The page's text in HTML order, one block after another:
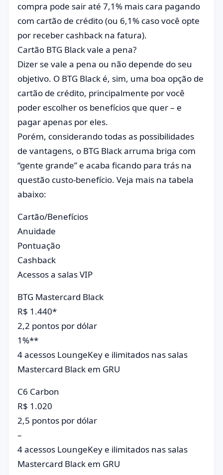
compra pode sair até 7,1% mais cara pagando
com cartão de crédito (ou 6,1% caso você opte
por receber cashback na fatura).
Cartão BTG Black vale a pena?
Dizer se vale a pena ou não depende do seu
objetivo. O BTG Black é, sim, uma boa opção de
cartão de crédito, principalmente por você
poder escolher os benefícios que quer – e
pagar apenas por eles.
Porém, considerando todas as possibilidades
de vantagens, o BTG Black arruma briga com
“gente grande” e acaba ficando para trás na
questão custo-benefício. Veja mais na tabela
abaixo:
Cartão/Benefícios
Anuidade
Pontuação
Cashback
Acessos a salas VIP
BTG Mastercard Black
R$ 1.440*
2,2 pontos por dólar
1%**
4 acessos LoungeKey e ilimitados nas salas
Mastercard Black em GRU
C6 Carbon
R$ 1.020
2,5 pontos por dólar
–
4 acessos LoungeKey e ilimitados nas salas
Mastercard Black em GRU